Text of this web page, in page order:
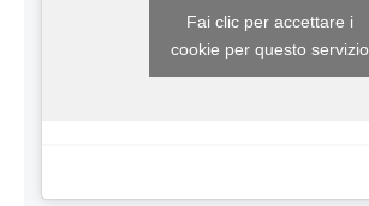
Fai clic per accettare i
cookie per questo servizio